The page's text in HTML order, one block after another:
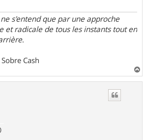
s'entend que par une approche
et radicale de tous les instants tout en
.
Cash
a